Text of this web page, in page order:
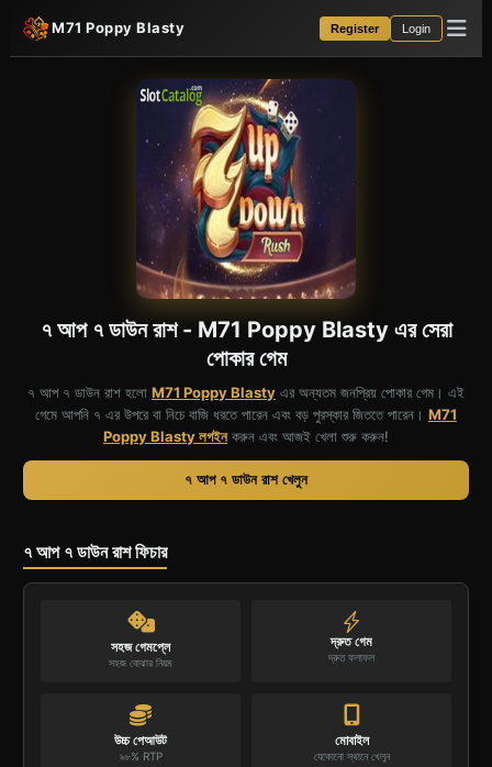
M71 Poppy Blasty Register Login
৭ আপ ৭ ডাউন রাশ - M71 Poppy Blasty এর সেরা
পোকার গেম
৭ আপ ৭ ডাউন রাশ হলো M71 Poppy Blasty এর অন্যতম জনপ্রিয় পোকার গেম। এই
গেমে আপনি ৭ এর উপরে বা নিচে বাজি ধরতে পারেন এবং বড় পুরস্কার জিততে পারেন। M71
Poppy Blasty লগইনকরুন এবং আজই খেলা শুরু করুন!
৭ আপ ৭ ডাউন রাশ খেলুন
৭ আপ ৭ ডাউন রাশ ফিচার
সহজ গেমপ্লে
সহজ বোঝার নিয়ম
দ্রুত গেম
দ্রুত ফলাফল
উচ্চ পেআউট
৯৮% RTP
মোবাইল
যেকোনো স্থানে খেলুন